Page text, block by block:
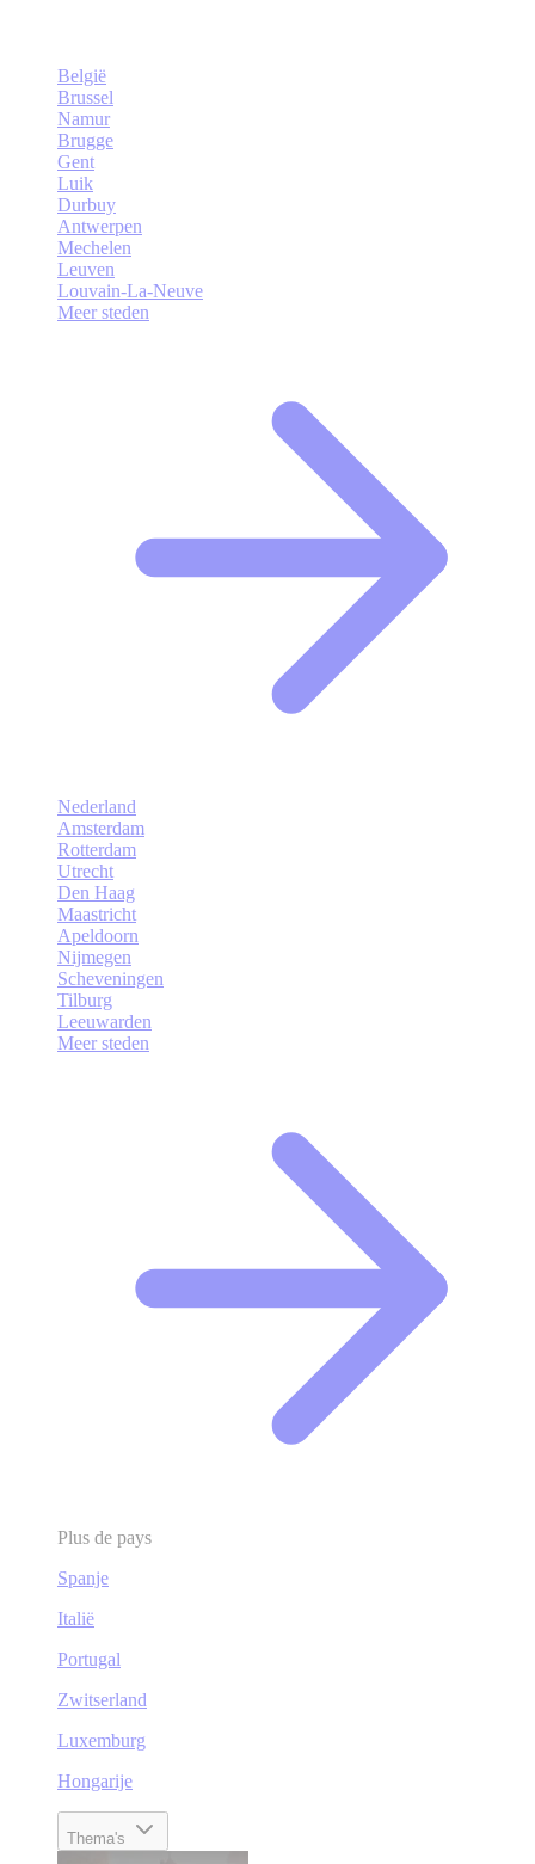
België
Brussel
Namur
Brugge
Gent
Luik
Durbuy
Antwerpen
Mechelen
Leuven
Louvain-La-Neuve
Meer steden
Nederland
Amsterdam
Rotterdam
Utrecht
Den Haag
Maastricht
Apeldoorn
Nijmegen
Scheveningen
Tilburg
Leeuwarden
Meer steden
Plus de pays
Spanje
Italië
Portugal
Zwitserland
Luxemburg
Hongarije
Thema's